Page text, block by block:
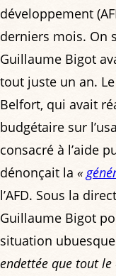
développement
derniers mois. On
Guillaume Bigot
tout juste un an.
Belfort, qui avait
budgétaire sur
consacré à l’aide
dénonçait la «
l’AFD. Sous la
Guillaume Bigot
situation
endettée que tout